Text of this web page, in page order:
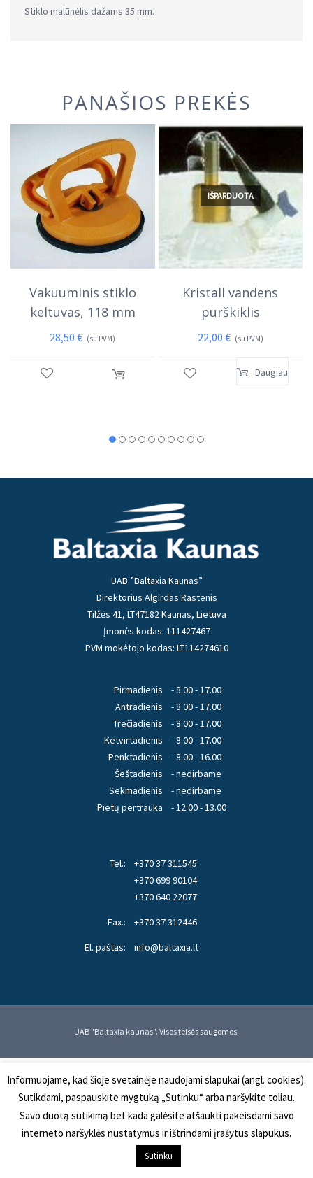
Stiklo malūnėlis dažams 35 mm.
PANAŠIOS PREKĖS
Vakuuminis stiklo
keltuvas, 118 mm
28,50€ (su PVM)
IŠPARDUOTA
Kristall vandens
purškiklis
22,00 € (su PVM)
Daugiau
UAB ”Baltaxia Kaunas”
Direktorius Algirdas Rastenis
Tilžės 41, LT47182 Kaunas, Lietuva
Įmonės kodas: 111427467
PVM mokėtojo kodas: LT114274610
Pirmadienis
Antradienis
Trečiadienis
Ketvirtadienis
Penktadienis
Šeštadienis
Sekmadienis
Pietų pertrauka
- 8.00 - 17.00
- 8.00 - 17.00
- 8.00 - 17.00
- 8.00 - 17.00
- 8.00 - 16.00
- nedirbame
- nedirbame
- 12.00 - 13.00
Tel.:
+370 37 311545
+370 699 90104
+370 640 22077
Fax.:
+370 37 312446
El. paštas:
info@baltaxia.lt
UAB "Baltaxia kaunas". Visos teisės saugomos.
Informuojame, kad šioje svetainėje naudojami slapukai (angl. cookies).
Sutikdami, paspauskite mygtuką „Sutinku“ arba naršykite toliau.
Savo duotą sutikimą bet kada galėsite atšaukti pakeisdami savo
interneto naršyklės nustatymus ir ištrindami įrašytus slapukus.
Sutinku